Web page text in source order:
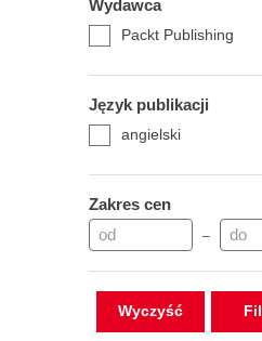
Wydawca
Packt Publishing
Język publikacji
angielski
Zakres cen
–
Wyczyść